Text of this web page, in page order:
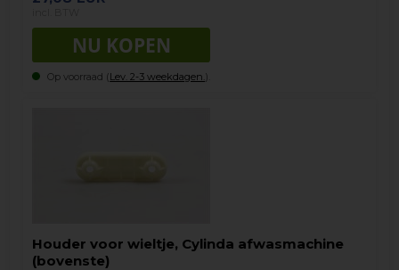
Op voorraad (Lev. 2-3 weekdagen. ).
Houder voor wieltje, Cylinda afwasmachine
(bovenste)